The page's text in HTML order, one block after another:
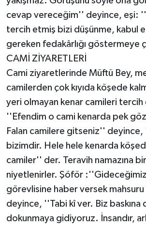
cevap vereceğim'' deyince, eşi:
tercih etmiş bizi düşünme, kabul
gereken fedakârlığı göstermeye
CAMİ ZİYARETLERİ
Cami ziyaretlerinde Müftü Bey,
camilerden çok kıyıda köşede
yeri olmayan kenar camileri tercih
''Efendim o cami kenarda pek
Falan camilere gitseniz''
bizimdir. Hele hele kenarda
camiler'' der. Teravih namazına
niyetlenirler. Şöför
görevlisine haber versek mahsuru
deyince, ''Tabi kî ver. Biz baskına
dokunmaya gidiyoruz. İnsandır,